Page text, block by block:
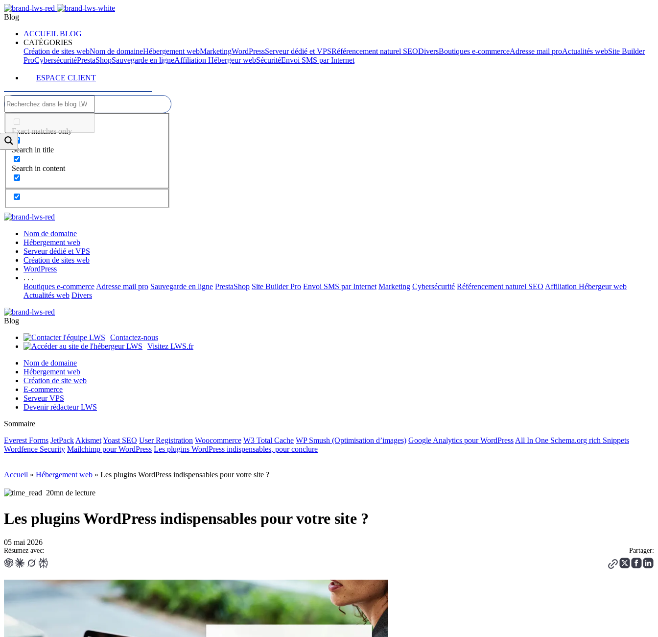
Blog
ACCUEIL BLOG
CATÉGORIES
Création de sites webNom de domaineHébergement webMarketingWordPressServeur dédié et VPSRéférencement naturel SEODiversBoutiques e-commerceAdresse mail proActualités webSite Builder
ProCybersécuritéPrestaShopSauvegarde en ligneAffiliation Hébergeur webSécuritéEnvoi SMS par Internet
ESPACE CLIENT
Exact matches only
Search in title
Search in content
Nom de domaine
Hébergement web
Serveur dédié et VPS
Création de sites web
WordPress
. . .
Boutiques e-commerce Adresse mail pro Sauvegarde en ligne PrestaShop Site Builder Pro Envoi SMS par Internet Marketing Cybersécurité Référencement naturel SEO Affiliation Hébergeur web
Actualités web Divers
Blog
Contactez-nous
Visitez LWS.fr
Nom de domaine
Hébergement web
Création de site web
E-commerce
Serveur VPS
Devenir rédacteur LWS
Sommaire
Everest Forms JetPack AkismetYoast SEO User Registration Woocommerce W3 Total Cache WP Smush (Optimisation d’images) Google Analytics pour WordPress All In One Schema.org rich Snippets
Wordfence Security Mailchimp pour WordPress Les plugins WordPress indispensables, pour conclure
Accueil » Hébergement web » Les plugins WordPress indispensables pour votre site ?
20mn de lecture
Les plugins WordPress indispensables pour votre site ?
05 mai 2026
Résumez avec: Partager: